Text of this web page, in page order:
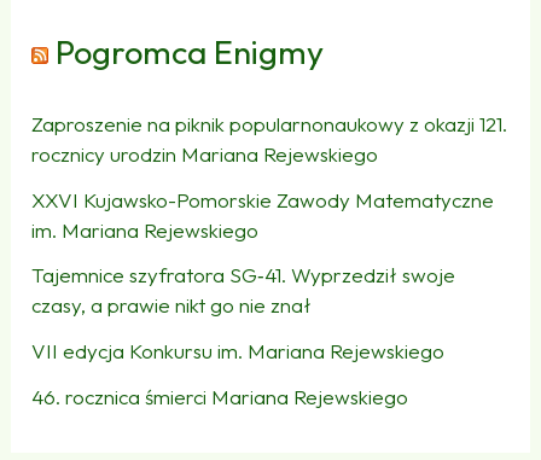
Pogromca Enigmy
Zaproszenie na piknik popularnonaukowy z okazji 121.
rocznicy urodzin Mariana Rejewskiego
XXVI Kujawsko-Pomorskie Zawody Matematyczne
im. Mariana Rejewskiego
Tajemnice szyfratora SG‑41. Wyprzedził swoje
czasy, a prawie nikt go nie znał
VII edycja Konkursu im. Mariana Rejewskiego
46. rocznica śmierci Mariana Rejewskiego